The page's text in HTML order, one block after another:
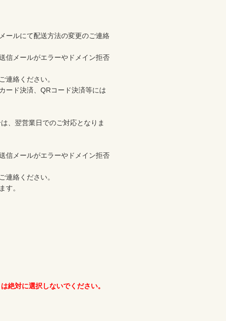
ールにて配送方法の変更のご連絡
信メールがエラーやドメイン拒否
絡ください。
ード決済、QRコード決済等には
、翌営業日でのご対応となりま
信メールがエラーやドメイン拒否
絡ください。
す。
絶対に選択しないでください。